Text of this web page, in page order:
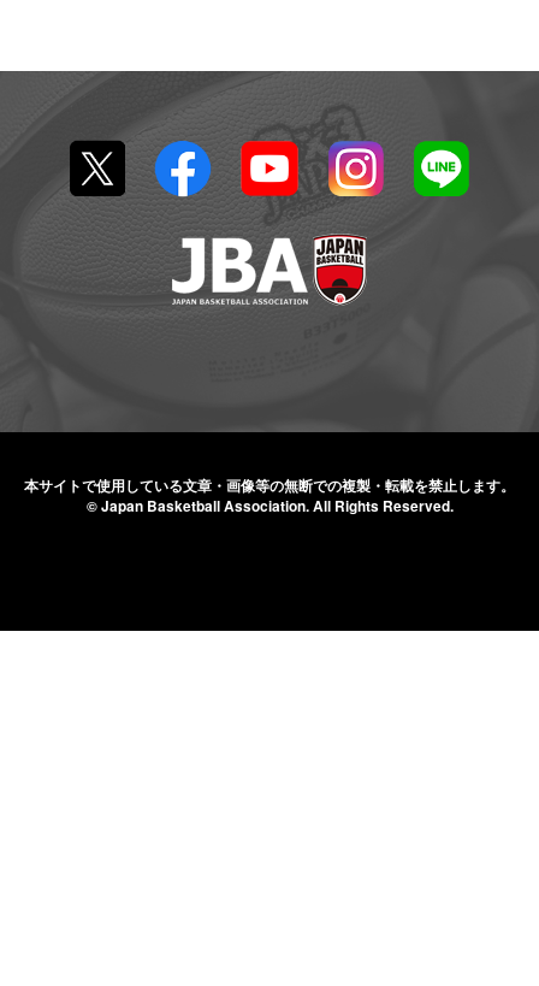
本サイトで使用している文章・画像等の無断での複製・転載を禁止します。
© Japan Basketball Association.All Rights Reserved.